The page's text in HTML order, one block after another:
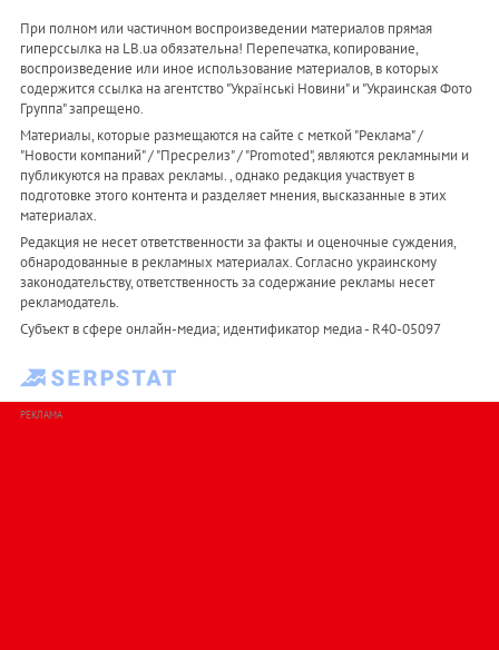
При полном или частичном воспроизведении материалов прямая
гиперссылка на LB.ua обязательна! Перепечатка, копирование,
воспроизведение или иное использование материалов, в которых
содержится ссылка на агентство "Українськi Новини" и "Украинская Фото
Группа" запрещено.
Материалы, которые размещаются на сайте с меткой "Реклама" /
"Новости компаний" / "Пресрелиз" / "Promoted", являются рекламными и
публикуются на правах рекламы. , однако редакция участвует в
подготовке этого контента и разделяет мнения, высказанные в этих
материалах.
Редакция не несет ответственности за факты и оценочные суждения,
обнародованные в рекламных материалах. Согласно украинскому
законодательству, ответственность за содержание рекламы несет
рекламодатель.
Субъект в сфере онлайн-медиа; идентификатор медиа - R40-05097
РЕКЛАМА